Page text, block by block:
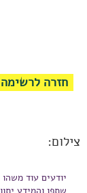
חזרה לרשימה
צילום:
יודעים עוד